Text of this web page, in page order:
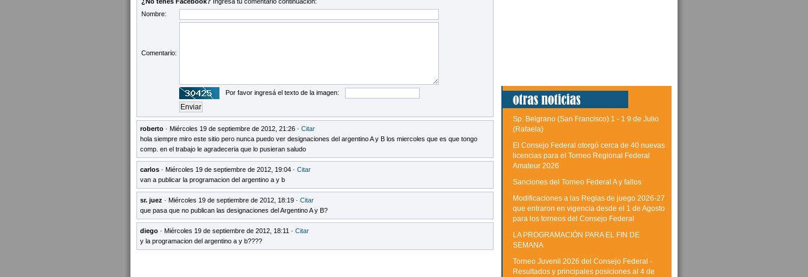
Nombre:
Comentario:
Por favor ingresá el texto de la imagen:
roberto · Miércoles 19 de septiembre de 2012, 21:26 · Citar
hola siempre miro este sitio pero nunca puedo ver designaciones del argentino A y B los miercoles que es que tongo
comp. en el trabajo le agradeceria que lo pusieran saludo
carlos · Miércoles 19 de septiembre de 2012, 19:04 · Citar
van a publicar la programacion del argentino a y b
sr. juez · Miércoles 19 de septiembre de 2012, 18:19 · Citar
que pasa que no publican las designaciones del Argentino A y B?
diego · Miércoles 19 de septiembre de 2012, 18:11 · Citar
y la programacion del argentino a y b????
Sp. Belgrano (San Francisco) 1 - 1 9 de Julio
(Rafaela)
El Consejo Federal otorgó cerca de 40 nuevas
licencias para el Torneo Regional Federal
Amateur 2026
Sanciones del Torneo Federal A y fallos
Modificaciones a las Reglas de juego 2026-27
que entraron en vigencia desde el 1 de Agosto
para los torneos del Consejo Federal
LA PROGRAMACIÓN PARA EL FIN DE
SEMANA
Torneo Juvenil 2026 del Consejo Federal -
Resultados y principales posiciones al 4 de